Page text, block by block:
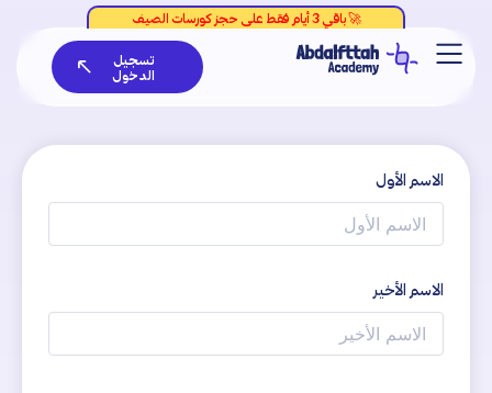
تسجيل
الدخول
الاسم الأول
الاسم الأخير